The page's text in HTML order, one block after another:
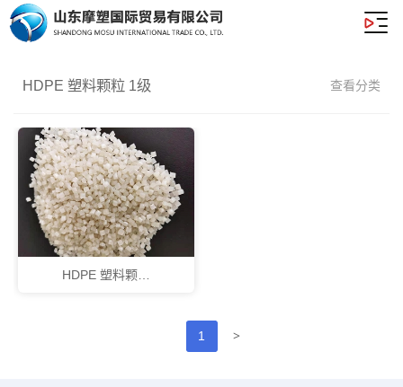
HDPE 塑料颗粒 1级 查看分类
HDPE 塑料颗…
1 >